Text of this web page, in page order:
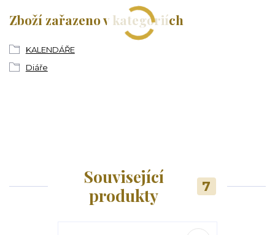
Zboží zařazeno v kategoriích
KALENDÁŘE
Diáře
Související
produkty
7